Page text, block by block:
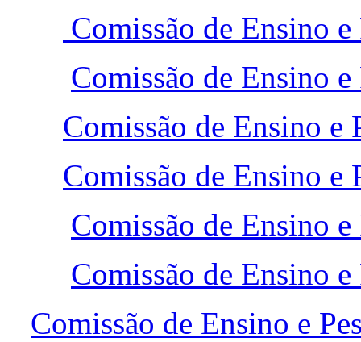
Comissão de Ensino
Comissão de Ensino
Comissão de Ensino e
Comissão de Ensino e
Comissão de Ensino
Comissão de Ensino
Comissão de Ensino e